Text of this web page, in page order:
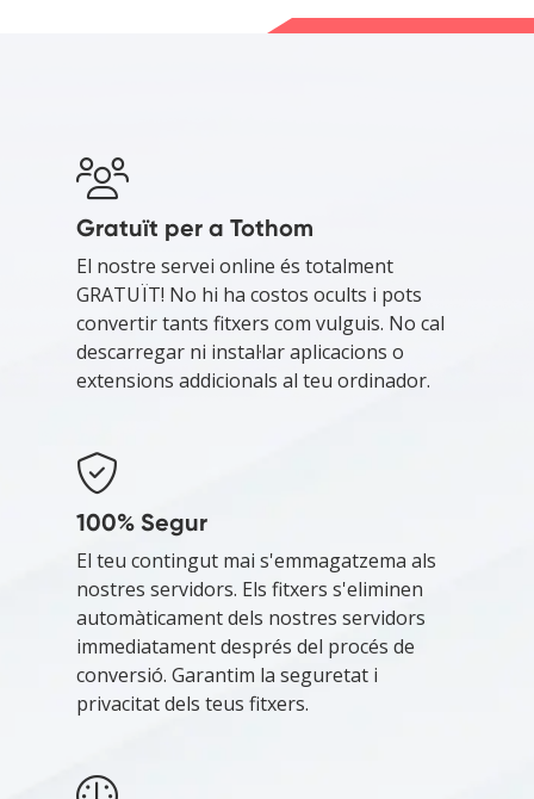
Gratuït per a Tothom
El nostre servei online és totalment
GRATUÏT! No hi ha costos ocults i pots
convertir tants fitxers com vulguis. No cal
descarregar ni instal·lar aplicacions o
extensions addicionals al teu ordinador.
100% Segur
El teu contingut mai s'emmagatzema als
nostres servidors. Els fitxers s'eliminen
automàticament dels nostres servidors
immediatament després del procés de
conversió. Garantim la seguretat i
privacitat dels teus fitxers.